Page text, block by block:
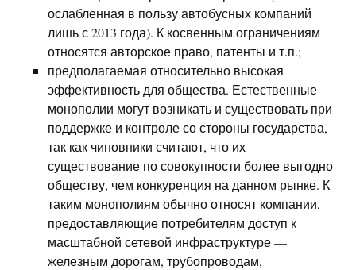
ослабленная в пользу автобусных компаний
лишь с 2013 года). К косвенным ограничениям
относятся авторское право, патенты и т.п.;
предполагаемая относительно высокая
эффективность для общества. Естественные
монополии могут возникать и существовать при
поддержке и контроле со стороны государства,
так как чиновники считают, что их
существование по совокупности более выгодно
обществу, чем конкуренция на данном рынке. К
таким монополиям обычно относят компании,
предоставляющие потребителям доступ к
масштабной сетевой инфраструктуре —
железным дорогам, трубопроводам,